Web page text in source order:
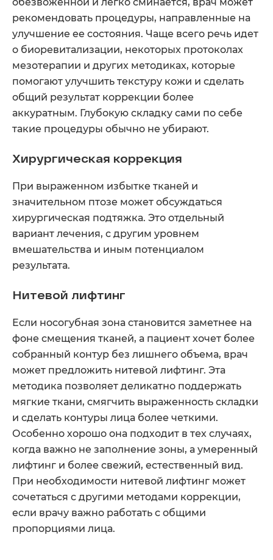
рекомендовать процедуры, направленные на
улучшение ее состояния. Чаще всего речь идет
о биоревитализации, некоторых протоколах
мезотерапии и других методиках, которые
помогают улучшить текстуру кожи и сделать
общий результат коррекции более
аккуратным. Глубокую складку сами по себе
такие процедуры обычно не убирают.
Хирургическая коррекция
При выраженном избытке тканей и
значительном птозе может обсуждаться
хирургическая подтяжка. Это отдельный
вариант лечения, с другим уровнем
вмешательства и иным потенциалом
результата.
Нитевой лифтинг
Если носогубная зона становится заметнее на
фоне смещения тканей, а пациент хочет более
собранный контур без лишнего объема, врач
может предложить нитевой лифтинг. Эта
методика позволяет деликатно поддержать
мягкие ткани, смягчить выраженность складки
и сделать контуры лица более четкими.
Особенно хорошо она подходит в тех случаях,
когда важно не заполнение зоны, а умеренный
лифтинг и более свежий, естественный вид.
При необходимости нитевой лифтинг может
сочетаться с другими методами коррекции,
если врачу важно работать с общими
пропорциями лица.
Предварительно проконсультируем
подберём формат участия
ПОДРОБНЕЕ